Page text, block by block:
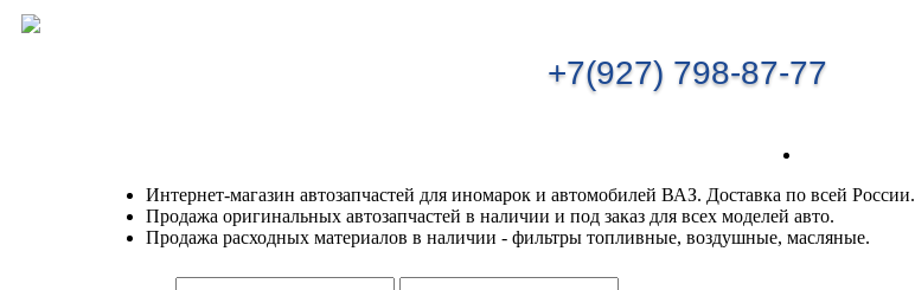
+7(927) 798-87-77
Интернет-магазин автозапчастей для иномарок и автомобилей ВАЗ. Доставка по всей России.
Продажа оригинальных автозапчастей в наличии и под заказ для всех моделей авто.
Продажа расходных материалов в наличии - фильтры топливные, воздушные, масляные.